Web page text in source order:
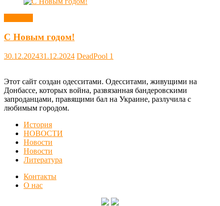
С Новым годом!
30.12.202431.12.2024 DeadPool 1
Этот сайт создан одесситами. Одесситами, живущими на
Донбассе, которых война, развязанная бандеровскими
запроданцами, правящими бал на Украине, разлучила с
любимым городом.
История
НОВОСТИ
Новости
Новости
Литература
Контакты
О нас